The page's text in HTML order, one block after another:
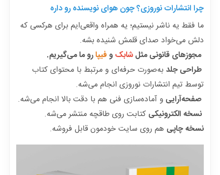
چرا انتشارات نوروزی؟ چون هوای نویسنده‌ رو داره
ما فقط یه ناشر نیستیم؛ یه همراه واقعی‌ایم برای هرکسی که
دلش می‌خواد صدای قلمش شنیده بشه.
مجوزهای قانونی مثلشابکوفیپارو ما می‌گیریم.
طراحی جلدبه‌صورت حرفه‌ای و مرتبط با محتوای کتاب
توسط تیم انتشارات نوروزی انجام می‌شه.
صفحه‌آرایی و آماده‌سازی فنی هم با دقت بالا انجام می‌شه.
نسخه الکترونیکی کتابت روی طاقچه منتشر می‌شه.
نسخه چاپی هم روی سایت خودمون قابل فروشه.